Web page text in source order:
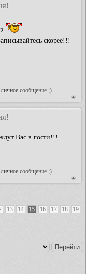
скорее!!!
сообщение ;)
Вас в гости!!!
сообщение ;)
13 14 15 16 17 18 19